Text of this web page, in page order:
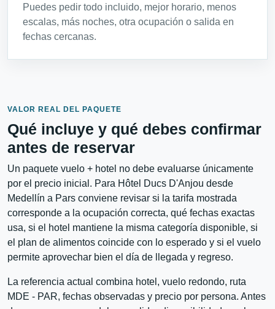
Puedes pedir todo incluido, mejor horario, menos
escalas, más noches, otra ocupación o salida en
fechas cercanas.
VALOR REAL DEL PAQUETE
Qué incluye y qué debes confirmar
antes de reservar
Un paquete vuelo + hotel no debe evaluarse únicamente
por el precio inicial. Para Hôtel Ducs D'Anjou desde
Medellín a Pars conviene revisar si la tarifa mostrada
corresponde a la ocupación correcta, qué fechas exactas
usa, si el hotel mantiene la misma categoría disponible, si
el plan de alimentos coincide con lo esperado y si el vuelo
permite aprovechar bien el día de llegada y regreso.
La referencia actual combina hotel, vuelo redondo, ruta
MDE - PAR, fechas observadas y precio por persona. Antes